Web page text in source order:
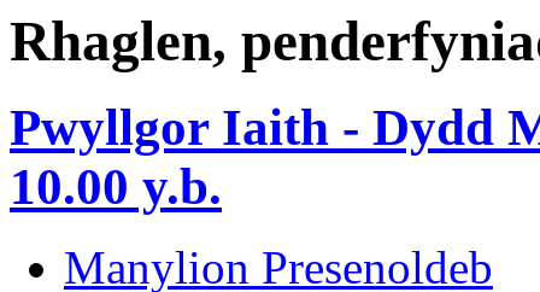
Rhaglen,
Pwyllgor Iaith - Dydd
10.00 y.b.
Manylion Presenoldeb